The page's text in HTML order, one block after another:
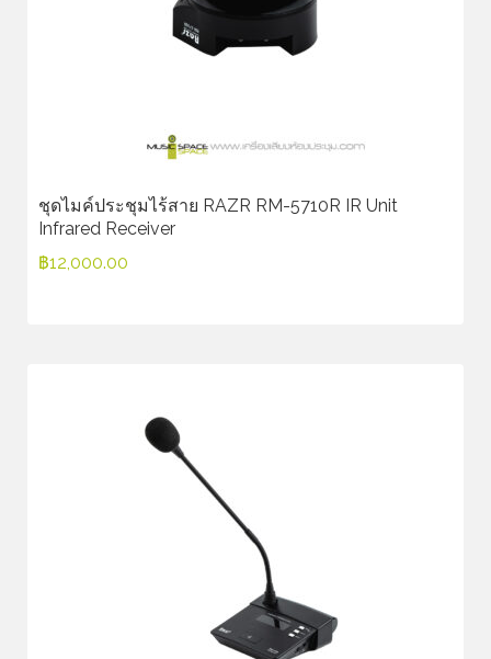
ชุดไมค์ประชุมไร้สาย RAZR RM-5710R IR Unit
Infrared Receiver
฿12,000.00